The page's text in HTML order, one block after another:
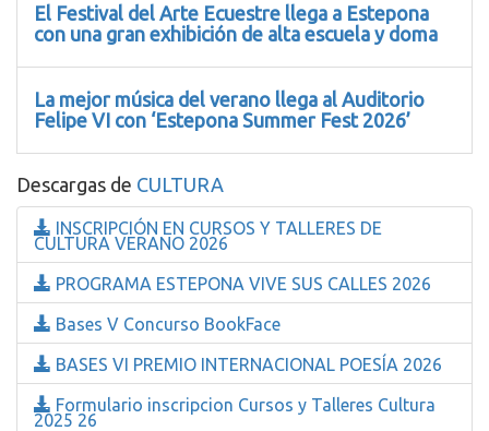
El Festival del Arte Ecuestre llega a Estepona
con una gran exhibición de alta escuela y doma
La mejor música del verano llega al Auditorio
Felipe VI con ‘Estepona Summer Fest 2026’
Descargas de CULTURA
INSCRIPCIÓN EN CURSOS Y TALLERES DE
CULTURA VERANO 2026
PROGRAMA ESTEPONA VIVE SUS CALLES 2026
Bases V Concurso BookFace
BASES VI PREMIO INTERNACIONAL POESÍA 2026
Formulario inscripcion Cursos y Talleres Cultura
2025 26